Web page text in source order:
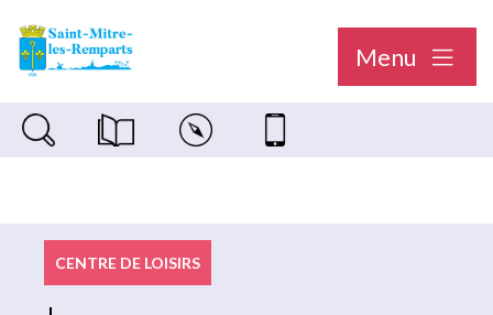
Menu
Recherche sur le siteMagazine municipal "Le Saint-Mitréen"
Carte interactiveNous contacter
CENTRE DE LOISIRS